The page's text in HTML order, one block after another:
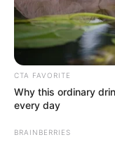
До $20
підозри
СЕР 7, 2026
CTA FAVORITE
Why this ordinary
every day
BRAINBERRIES